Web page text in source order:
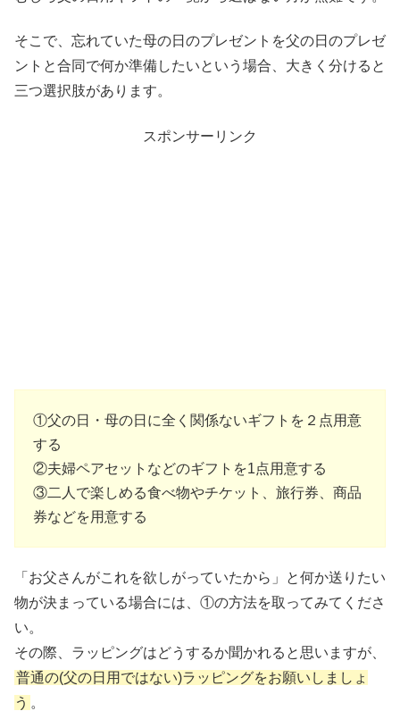
そこで、忘れていた母の日のプレゼントを父の日のプレゼ
ントと合同で何か準備したいという場合、大きく分けると
三つ選択肢があります。
スポンサーリンク
①父の日・母の日に全く関係ないギフトを２点用意
する
②夫婦ペアセットなどのギフトを1点用意する
③二人で楽しめる食べ物やチケット、旅行券、商品
券などを用意する
「お父さんがこれを欲しがっていたから」と何か送りたい
物が決まっている場合には、①の方法を取ってみてくださ
い。
その際、ラッピングはどうするか聞かれると思いますが、
普通の(父の日用ではない)ラッピングをお願いしましょ
う 。